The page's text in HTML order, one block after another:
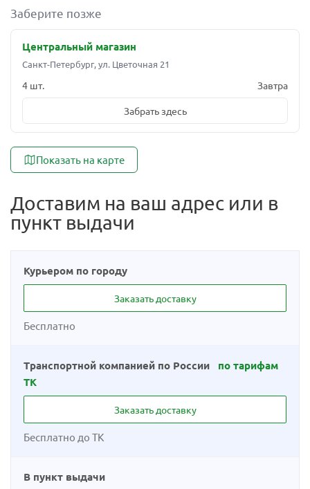
Заберите позже
Центральный магазин
Санкт-Петербург, ул. Цветочная 21
4 шт. Завтра
Забрать здесь
Показать на карте
Доставим на ваш адрес или в
пункт выдачи
Курьером по городу
Бесплатно
Заказать доставку
Транспортной компанией по России
по тарифам
ТК
Бесплатно до ТК
Заказать доставку
В пункт выдачи